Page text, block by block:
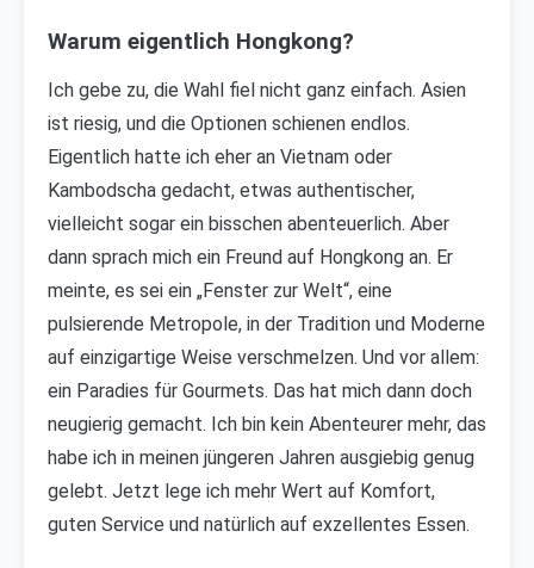
Warum eigentlich Hongkong?
Ich gebe zu, die Wahl fiel nicht ganz einfach. Asien
ist riesig, und die Optionen schienen endlos.
Eigentlich hatte ich eher an Vietnam oder
Kambodscha gedacht, etwas authentischer,
vielleicht sogar ein bisschen abenteuerlich. Aber
dann sprach mich ein Freund auf Hongkong an. Er
meinte, es sei ein „Fenster zur Welt“, eine
pulsierende Metropole, in der Tradition und Moderne
auf einzigartige Weise verschmelzen. Und vor allem:
ein Paradies für Gourmets. Das hat mich dann doch
neugierig gemacht. Ich bin kein Abenteurer mehr, das
habe ich in meinen jüngeren Jahren ausgiebig genug
gelebt. Jetzt lege ich mehr Wert auf Komfort,
guten Service und natürlich auf exzellentes Essen.